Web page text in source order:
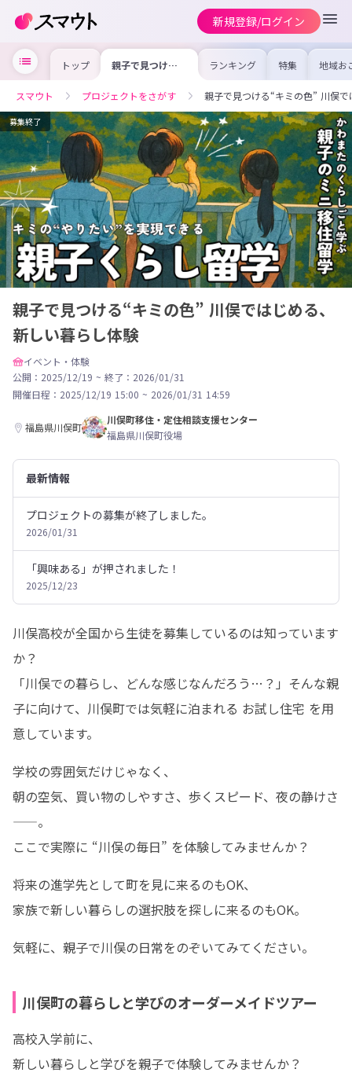
新規登録/ログイン
トップ 親子で見つけ
る“キミの色” 川
しい暮らし体験
ランキング 特集 地域お
の求
を集め
事内容
を比較
合った
けよう
スマウト プロジェクトをさがす 親子で見つける“キミの色” 川俣
募集終了
親子で見つける“キミの色” 川俣ではじめる、
新しい暮らし体験
イベント・体験
公開：2025/12/19 ~ 終了：2026/01/31
開催日程： 2025/12/19 15:00 ~ 2026/01/31 14:59
福島県川俣町
川俣町移住・定住相談支援センター
福島県川俣町役場
最新情報
プロジェクトの募集が終了しました。
2026/01/31
「興味ある」が押されました！
2025/12/23
川俣高校が全国から生徒を募集しているのは知っています
か？
「川俣での暮らし、どんな感じなんだろう…？」そんな親
子に向けて、川俣町では気軽に泊まれる お試し住宅 を用
意しています。
学校の雰囲気だけじゃなく、
朝の空気、買い物のしやすさ、歩くスピード、夜の静けさ
——。
ここで実際に “川俣の毎日” を体験してみませんか？
将来の進学先として町を見に来るのもOK、
家族で新しい暮らしの選択肢を探しに来るのもOK。
気軽に、親子で川俣の日常をのぞいてみてください。
川俣町の暮らしと学びのオーダーメイドツアー
高校入学前に、
新しい暮らしと学びを親子で体験してみませんか？